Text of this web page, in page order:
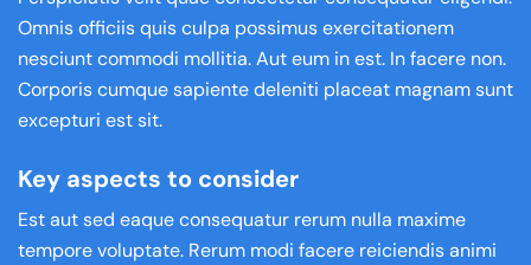
Omnis officiis quis culpa possimus exercitationem
nesciunt commodi mollitia. Aut eum in est. In facere non.
Corporis cumque sapiente deleniti placeat magnam sunt
excepturi est sit.
Key aspects to consider
Est aut sed eaque consequatur rerum nulla maxime
tempore voluptate. Rerum modi facere reiciendis animi